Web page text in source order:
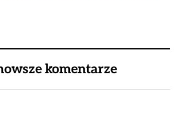
komentarze